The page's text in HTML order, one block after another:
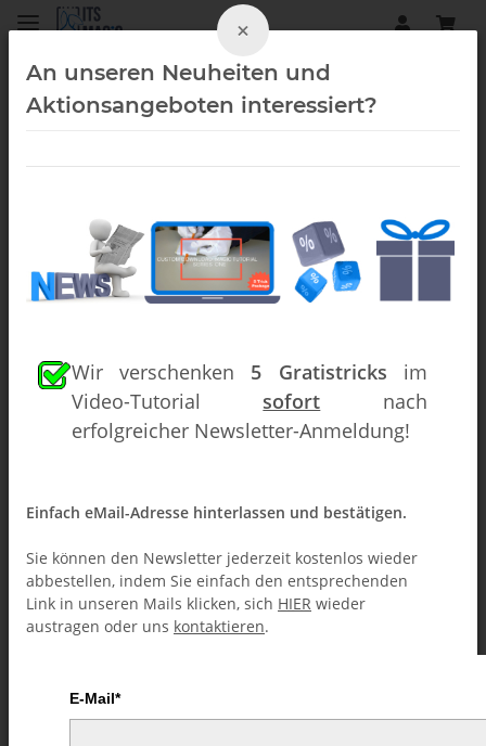
Close-Up (Downloads)
×
An unseren Neuheiten und
Aktionsangeboten interessiert?
Wir verschenken 5 Gratistricks im
Video-Tutorial sofort nach
erfolgreicher Newsletter-Anmeldung!
Einfach eMail-Adresse hinterlassen und bestätigen.
Sie können den Newsletter jederzeit kostenlos wieder
abbestellen, indem Sie einfach den entsprechenden
Link in unseren Mails klicken, sich HIER wieder
austragen oder uns kontaktieren.
E-Mail*